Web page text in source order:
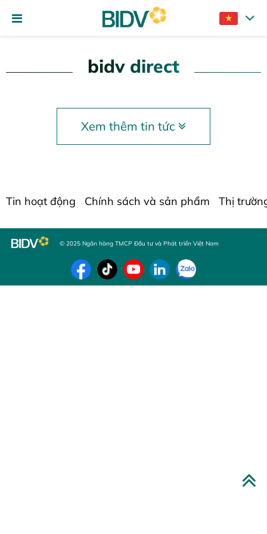
bidv direct
Xem thêm tin tức
Tin hoạt động Chính sách và sản phẩm Thị
© 2025 Ngân hàng TMCP Đầu tư và Phát triển Việt Nam